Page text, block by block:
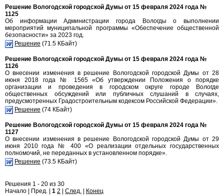
Решение Вологодской городской Думы от 15 февраля 2024 года №
1125
Об информации Администрации города Вологды о выполнении
мероприятий муниципальной программы «Обеспечение общественной
безопасности» за 2023 год.
Решение (71.5 КБайт)
Решение Вологодской городской Думы от 15 февраля 2024 года №
1126
О внесении изменения в решение Вологодской городской Думы от 28
июня 2018 года № 1565 «Об утверждении Положения о порядке
организации и проведения в городском округе городе Вологде
общественных обсуждений или публичных слушаний в случаях,
предусмотренных Градостроительным кодексом Российской Федерации».
Решение (74 КБайт)
Решение Вологодской городской Думы от 15 февраля 2024 года №
1127
О внесении изменения в решение Вологодской городской Думы от 29
июня 2010 года № 400 «О реализации отдельных государственных
полномочий, не переданных в установленном порядке».
Решение (73.5 КБайт)
Решения 1 - 20 из 30
Начало | Пред. | 1 2 След. Конец